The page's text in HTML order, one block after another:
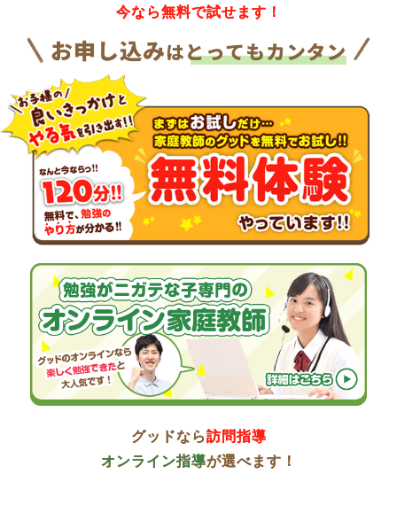
今なら無料で試せます！
グッドなら訪問指導
オンライン指導が選べます！